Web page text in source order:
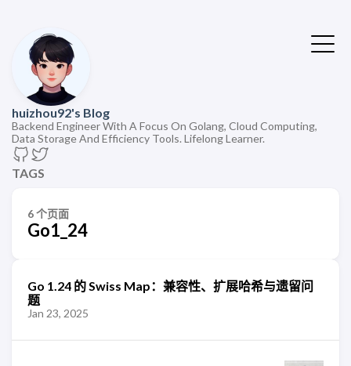
huizhou92's Blog
Backend Engineer With A Focus On Golang, Cloud Computing,
Data Storage And Efficiency Tools. Lifelong Learner.
TAGS
6 个页面
Go1_24
Go 1.24 的 Swiss Map：兼容性、扩展哈希与遗留问
题
Jan 23, 2025